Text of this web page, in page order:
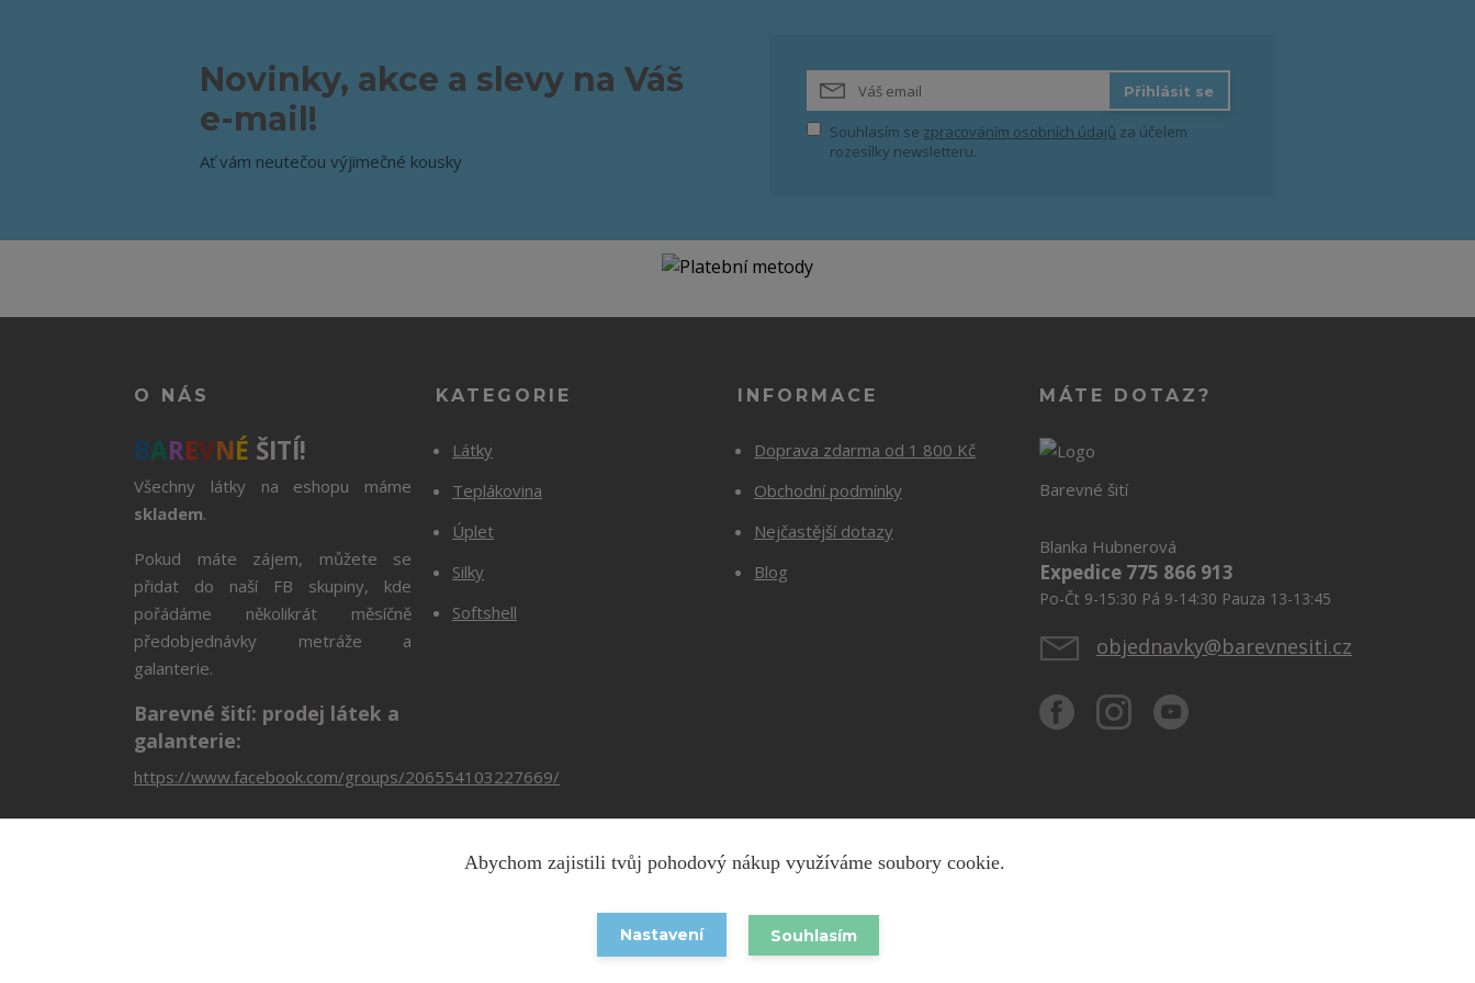
Novinky, akce a slevy na Váš
e-mail!
Ať vám neutečou výjimečné kousky
Přihlásit se
Souhlasím se zpracováním osobních údajů za účelem
rozesílky newsletteru.
O NÁS
BAREVNÉ ŠITÍ!
Všechny látky na eshopu máme
skladem.
Pokud máte zájem, můžete se
přidat do naší FB skupiny, kde
pořádáme několikrát měsíčně
předobjednávky metráže a
galanterie.
Barevné šití: prodej látek a
galanterie:
https://www.facebook.com/groups/206554103227669/
KATEGORIE
Látky
Teplákovina
Úplet
Silky
Softshell
INFORMACE
Doprava zdarma od 1 800 Kč
Obchodní podmínky
Nejčastější dotazy
Blog
MÁTE DOTAZ?
Barevné šití
Blanka Hubnerová
Expedice 775 866 913
Po-Čt 9-15:30 Pá 9-14:30 Pauza 13-13:45
objednavky@barevnesiti.cz
Copyright © 2026 Barevnesiti.cz
Vytvořeno na
Abychom zajistili tvůj pohodový nákup využíváme soubory cookie.
Nastavení Souhlasím